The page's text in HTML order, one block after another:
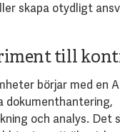
skapa otydligt
till
börjar med en
dokumenthantering,
och analys. Det